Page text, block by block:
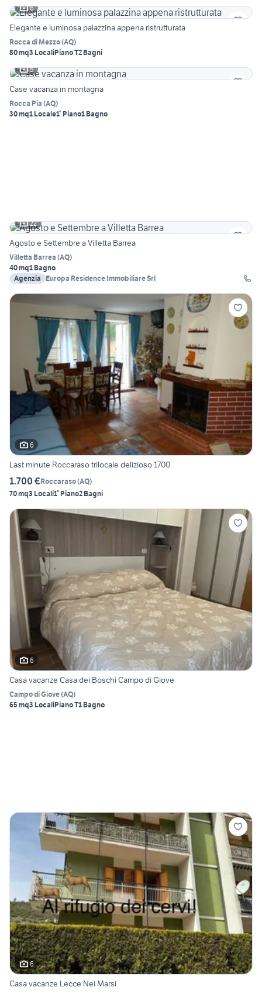
6
Elegante e luminosa palazzina appena ristrutturata
Rocca di Mezzo(AQ)
80 mq3 LocaliPiano T2 Bagni
5
Case vacanza in montagna
Rocca Pia (AQ)
30 mq1 Locale1° Piano1 Bagno
22
Agosto e Settembre a Villetta Barrea
Villetta Barrea (AQ)
40 mq1 Bagno
Agenzia
Europa Residence Immobiliare Srl
6
Last minute Roccaraso trilocale delizioso 1700
1.700 €Roccaraso(AQ)
70 mq3 Locali1° Piano2 Bagni
6
Casa vacanze Casa dei Boschi Campo di Giove
Campo di Giove(AQ)
65 mq3 LocaliPiano T1 Bagno
6
Casa vacanze Lecce Nei Marsi